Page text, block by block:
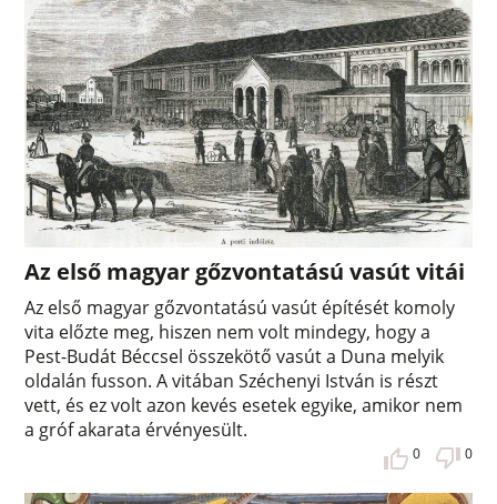
Az első magyar gőzvontatású vasút vitái
Az első magyar gőzvontatású vasút építését komoly
vita előzte meg, hiszen nem volt mindegy, hogy a
Pest-Budát Béccsel összekötő vasút a Duna melyik
oldalán fusson. A vitában Széchenyi István is részt
vett, és ez volt azon kevés esetek egyike, amikor nem
a gróf akarata érvényesült.
0 0